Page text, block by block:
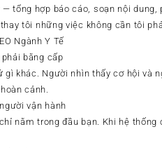
tổng hợp báo cáo, soạn nội
tôi những việc không cần tôi
Ngành Y Tế
bằng cấp
khác. Người nhìn thấy cơ hội và
cảnh.
vận hành
nằm trong đầu bạn. Khi hệ thống